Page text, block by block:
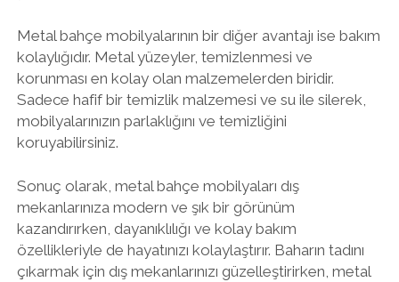
Metal bahçe mobilyalarının bir diğer avantajı ise bakım
kolaylığıdır. Metal yüzeyler, temizlenmesi ve
korunması en kolay olan malzemelerden biridir.
Sadece hafif bir temizlik malzemesi ve su ile silerek,
mobilyalarınızın parlaklığını ve temizliğini
koruyabilirsiniz.
Sonuç olarak, metal bahçe mobilyaları dış
mekanlarınıza modern ve şık bir görünüm
kazandırırken, dayanıklılığı ve kolay bakım
özellikleriyle de hayatınızı kolaylaştırır. Baharın tadını
çıkarmak için dış mekanlarınızı güzelleştirirken, metal